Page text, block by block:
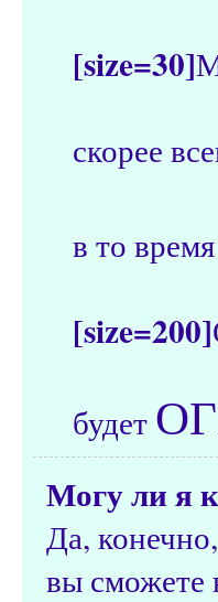
[size=30]
скорее
в то
[size=200]
будет
Могу ли я
Да,
вы сможете